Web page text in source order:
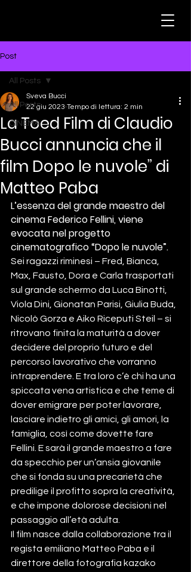
Post
All Posts
CINEMA
All Posts
La Toed Film di Claudio
Bucci annuncia che il
film Dopo le nuvole” di
Matteo Paba
Sveva Bucci
22 giu 2023 Tempo di lettura: 2 min
L’essenza del grande maestro del
cinema Federico Fellini, viene
evocata nel progetto
cinematografico “Dopo le nuvole”.
Sei ragazzi riminesi – Fred, Bianca,
Max, Fausto, Dora e Carla trasportati
sul grande schermo da Luca Binotti,
Viola Dini, Gionatan Parisi, Giulia Buda,
Nicolò Gorza e Aiko Riceputi Steil – si
ritrovano finita la maturità a dover
decidere del proprio futuro e del
percorso lavorativo che vorranno
intraprendere. E tra loro c’è chi ha una
spiccata vena artistica e che teme di
dover emigrare per poter lavorare,
lasciare indietro gli amici, gli amori, la
famiglia, così come dovette fare
Fellini. E sarà il grande maestro a fare
da specchio per un’ansia giovanile
che si fonda su una precarietà che
predilige il profitto sopra la creatività,
e che impone dolorose decisioni nel
passaggio all’età adulta.
Il film nasce dalla collaborazione tra il
regista emiliano Matteo Paba e il
direttore della fotografia kazako